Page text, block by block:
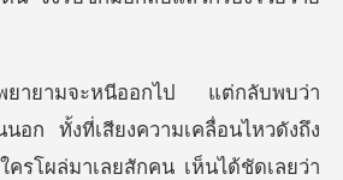
นอก ทั้งที่เสียงความเคลื่อนไหวดังถึง